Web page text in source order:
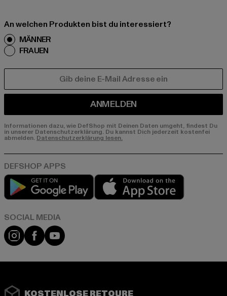
An welchen Produkten bist du interessiert?
MÄNNER
FRAUEN
ANMELDEN
Informationen dazu, wie DefShop mit Deinen Daten umgeht, findest Du
in unserer Datenschutzerklärung. Du kannst Dich jederzeit kostenfei
abmelden. Datenschutzerklärung lesen.
Play market
Instagram
FacebookYouTube